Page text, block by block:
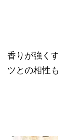
香りが強く
ツとの相性